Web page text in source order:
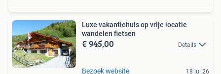
Luxe vakantiehuis op vrije locatie
wandelen fietsen
€ 945,00 Details
Bezoek website 18 jul 26